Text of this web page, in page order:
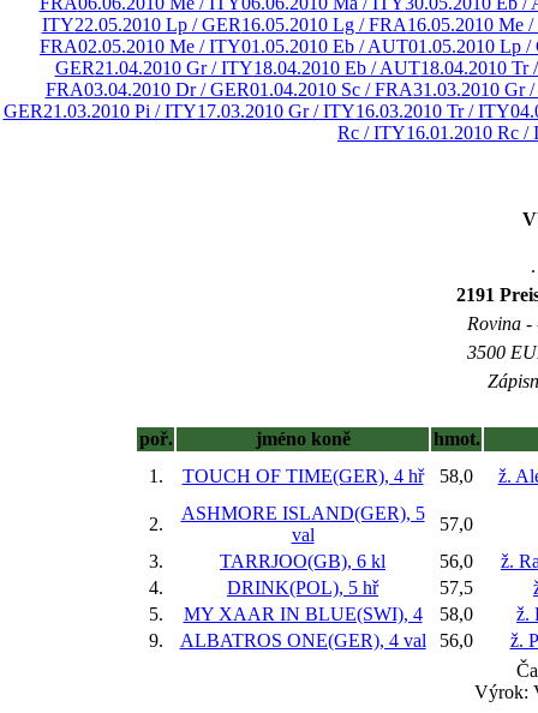
ITY22.05.2010 Lp / GER16.05.2010 Lg / FRA16.05.2010 Me
FRA02.05.2010 Me / ITY01.05.2010 Eb / AUT01.05.2010 Lp /
GER21.04.2010 Gr / ITY18.04.2010 Eb / AUT18.04.2010 Tr
FRA03.04.2010 Dr / GER01.04.2010 Sc / FRA31.03.2010 Gr
GER21.03.2010 Pi / ITY17.03.2010 Gr / ITY16.03.2010 Tr / ITY
Rc / ITY16.01.2010 Rc /
2191
Rovina -
3500
poř. jméno koně
hmot.
1.
TOUCH OF TIME(GER), 4 hř 58,0 ž.
2.
ASHMORE ISLAND(GER), 5
val
57,0
3.
TARRJOO(GB), 6 kl 56,0
ž.
4.
DRINK(POL), 5 hř 57,5
5.
MY XAAR IN BLUE(SWI), 4 58,0
ž.
9.
ALBATROS ONE(GER), 4 val 56,0
ž.
Výrok: